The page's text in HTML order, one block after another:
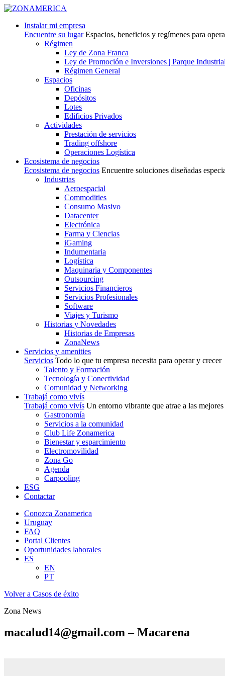
Instalar mi empresa
Encuentre su lugar Espacios, beneficios y regímenes para
Régimen
Ley de Zona Franca
Ley de Promoción e Inversiones | Parque Industrial
Régimen General
Espacios
Oficinas
Depósitos
Lotes
Edificios Privados
Actividades
Prestación de servicios
Trading offshore
Operaciones Logística
Ecosistema de negocios
Ecosistema de negocios Encuentre soluciones diseñadas
Industrias
Aeroespacial
Commodities
Consumo Masivo
Datacenter
Electrónica
Farma y Ciencias
iGaming
Indumentaria
Logística
Maquinaria y Componentes
Outsourcing
Servicios Financieros
Servicios Profesionales
Software
Viajes y Turismo
Historias y Novedades
Historias de Empresas
ZonaNews
Servicios y amenities
Servicios Todo lo que tu empresa necesita para operar y crecer
Talento y Formación
Tecnología y Conectividad
Comunidad y Networking
Trabajá como vivís
Trabajá como vivís Un entorno vibrante que atrae a las
Gastronomía
Servicios a la comunidad
Club Life Zonamerica
Bienestar y esparcimiento
Electromovilidad
Zona Go
Agenda
Carpooling
ESG
Contactar
Conozca Zonamerica
Uruguay
FAQ
Portal Clientes
Oportunidades laborales
ES
EN
PT
Volver a Casos de éxito
Zona News
macalud14@gmail.com – Macarena